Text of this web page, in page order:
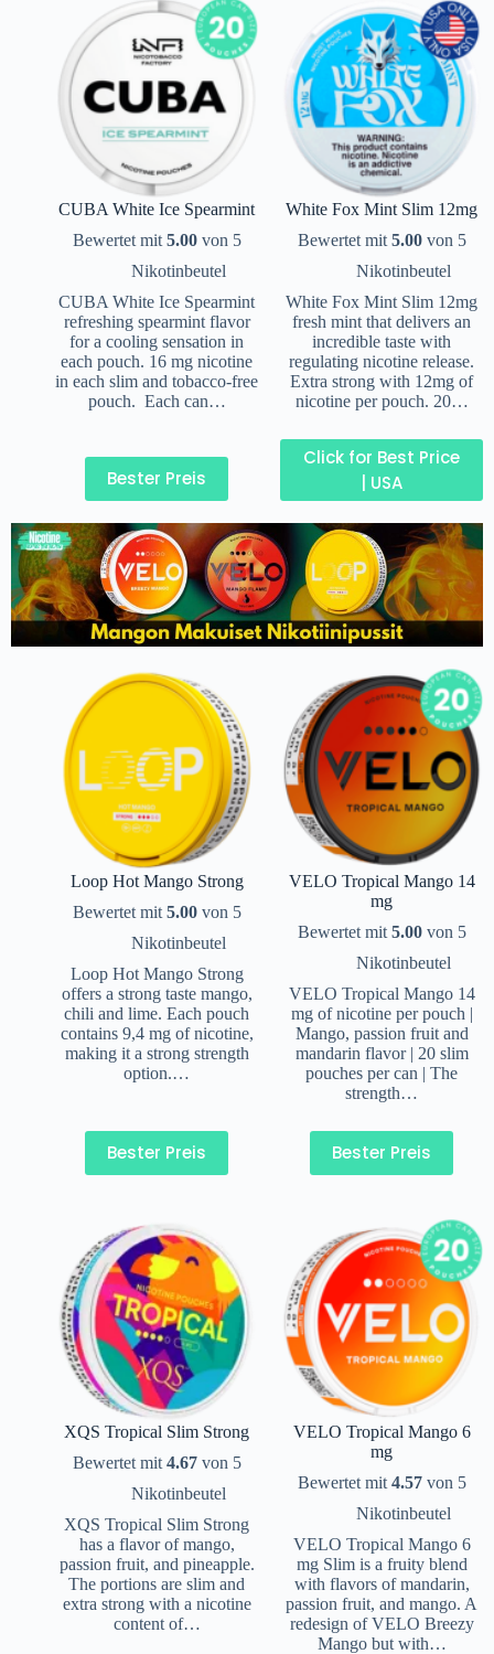
CUBA White Ice Spearmint
Bewertet mit 5.00von 5
Nikotinbeutel
CUBA White Ice Spearmint
refreshing spearmint flavor
for a cooling sensation in
each pouch. 16 mg nicotine
in each slim and tobacco-free
pouch. Each can…
Bester Preis
White Fox Mint Slim 12mg
Bewertet mit 5.00von 5
Nikotinbeutel
White Fox Mint Slim 12mg
fresh mint that delivers an
incredible taste with
regulating nicotine release.
Extra strong with 12mg of
nicotine per pouch. 20…
Click for Best Price
| USA
Loop Hot Mango Strong
Bewertet mit 5.00von 5
Nikotinbeutel
Loop Hot Mango Strong
offers a strong taste mango,
chili and lime. Each pouch
contains 9,4 mg of nicotine,
making it a strong strength
option.…
Bester Preis
VELO Tropical Mango 14
mg
Bewertet mit 5.00von 5
Nikotinbeutel
VELO Tropical Mango 14
mg of nicotine per pouch |
Mango, passion fruit and
mandarin flavor | 20 slim
pouches per can | The
strength…
Bester Preis
XQS Tropical Slim Strong
Bewertet mit 4.67von 5
Nikotinbeutel
XQS Tropical Slim Strong
has a flavor of mango,
passion fruit, and pineapple.
The portions are slim and
extra strong with a nicotine
content of…
VELO Tropical Mango 6
mg
Bewertet mit 4.57von 5
Nikotinbeutel
VELO Tropical Mango 6
mg Slim is a fruity blend
with flavors of mandarin,
passion fruit, and mango. A
redesign of VELO Breezy
Mango but with…